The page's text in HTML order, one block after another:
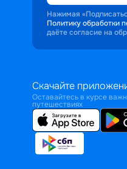
Нажимая
Политику обработки
даёте согласие на
Скачайте
Оставайтесь в курсе
путешествиях